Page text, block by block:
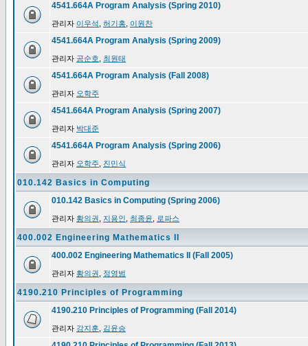
4541.664A Program Analysis (Spring 2010)
관리자 이우석 허기홍 이원찬
4541.664A Program Analysis (Spring 2009)
관리자 공순호 최원태
4541.664A Program Analysis (Fall 2008)
관리자 오학주
4541.664A Program Analysis (Spring 2007)
관리자 박대준
4541.664A Program Analysis (Spring 2006)
관리자 오학주 진민식
010.142 Basics in Computing
010.142 Basics in Computing (Spring 2006)
관리자 황의권 지용인 최종윤 로파스
400.002 Engineering Mathematics II
400.002 Engineering Mathematics II (Fall 2005)
관리자 황의권 정영범
4190.210 Principles of Programming
4190.210 Principles of Programming (Fall 2014)
관리자 강지훈 김윤승